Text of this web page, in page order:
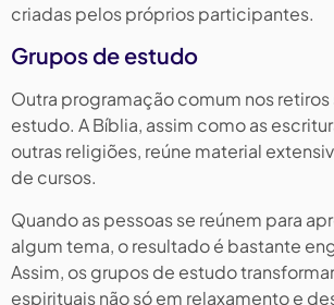
criadas pelos próprios participantes.
Grupos de estudo
Outra programação comum nos retiros
estudo. A Bíblia, assim como as
outras religiões, reúne material
de cursos.
Quando as pessoas se reúnem para
algum tema, o resultado é bastante
Assim, os grupos de estudo
espirituais não só em relaxamento e